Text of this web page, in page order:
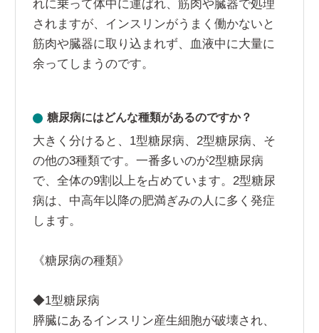
れに乗って体中に運ばれ、筋肉や臓器で処理
されますが、インスリンがうまく働かないと
筋肉や臓器に取り込まれず、血液中に大量に
余ってしまうのです。
糖尿病にはどんな種類があるのですか？
大きく分けると、1型糖尿病、2型糖尿病、そ
の他の3種類です。一番多いのが2型糖尿病
で、全体の9割以上を占めています。2型糖尿
病は、中高年以降の肥満ぎみの人に多く発症
します。
《糖尿病の種類》
◆1型糖尿病
膵臓にあるインスリン産生細胞が破壊され、